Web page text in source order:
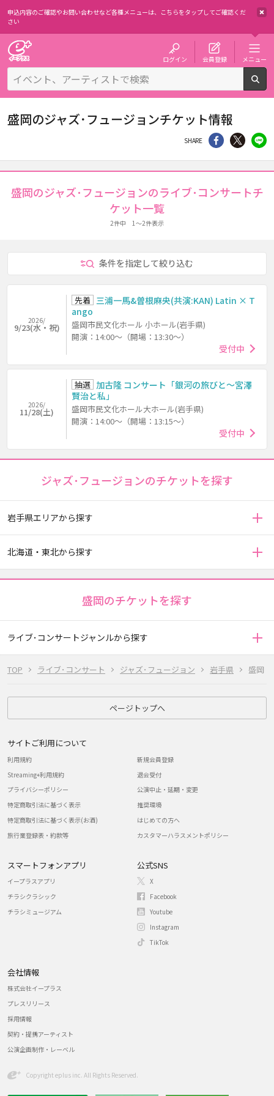
申込内容のご確認やお問い合わせなど各種メニューは、 こちらをタップしてご確認くだ
さい
ログイン 会員登録 メニュー
TOP ライブ･コンサート ジャズ･フュージョン 岩手県 盛岡
盛岡のジャズ･フュージョンチケット情報
SHARE シェア Twitter
盛岡のジャズ･フュージョンのライブ･コンサートチ
ケット一覧
2件中 1～2件表示
条件を指定して絞り込む
2026/
9/23(水・祝)
先着 三浦一馬&曽根麻央(共演:KAN) Latin × T
ango
盛岡市民文化ホール 小ホール(岩手県)
開演：14:00～（開場：13:30～）
受付中
2026/
11/28(土)
抽選 加古隆 コンサート「銀河の旅びと～宮澤
賢治と私」
盛岡市民文化ホール大ホール(岩手県)
開演：14:00～（開場：13:15～）
受付中
ジャズ･フュージョンのチケットを探す
岩手県エリアから探す
北海道・東北から探す
盛岡のチケットを探す
ライブ･コンサートジャンルから探す
ページトップへ
サイトご利用について
利用規約
Streaming+利用規約
プライバシーポリシー
特定商取引法に基づく表示
特定商取引法に基づく表示(お酒)
旅行業登録表・約款等
新規会員登録
退会受付
公演中止・延期・変更
推奨環境
はじめての方へ
カスタマーハラスメントポリシー
スマートフォンアプリ
イープラスアプリ
チラシクラシック
チラシミュージアム
公式SNS
X
Facebook
Youtube
Instagram
TikTok
会社情報
株式会社イープラス
プレスリリース
採用情報
契約・提携アーティスト
公演企画制作・レーベル
Copyright eplus inc. All Rights Reserved.